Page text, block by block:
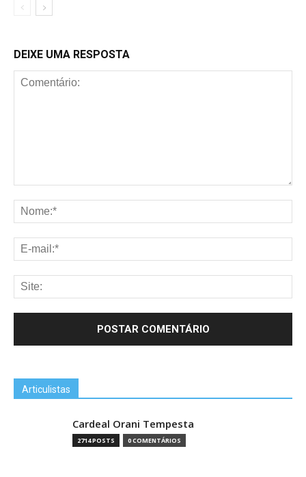
DEIXE UMA RESPOSTA
Articulistas
Cardeal Orani Tempesta
2714 POSTS 0 COMENTÁRIOS